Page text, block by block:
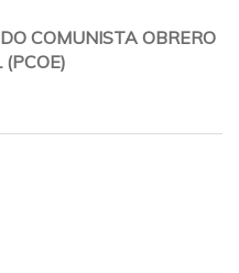
COMUNISTA OBRERO
(PCOE)